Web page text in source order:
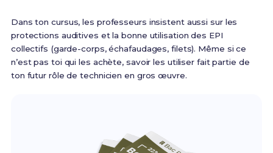
Dans ton cursus, les professeurs insistent aussi sur les
protections auditives et la bonne utilisation des EPI
collectifs (garde-corps, échafaudages, filets). Même si ce
n’est pas toi qui les achète, savoir les utiliser fait partie de
ton futur rôle de technicien en gros œuvre.